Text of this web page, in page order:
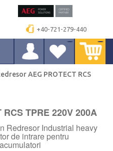
+40-721-279-440
AEG PROTECT RCS
TPRE 220V 200A
Redresor Industrial heavy
de intrare pentru